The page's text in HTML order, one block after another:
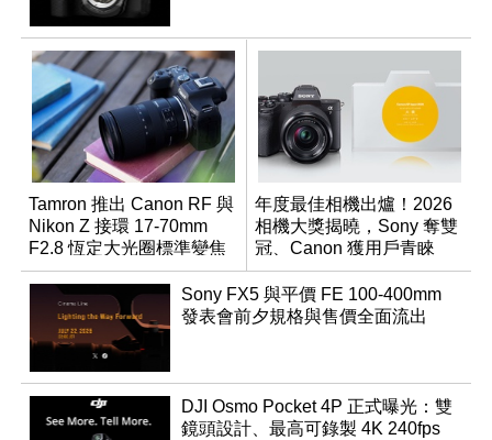
Tamron 推出 Canon RF 與
Nikon Z 接環 17-70mm
F2.8 恆定大光圈標準變焦
鏡
年度最佳相機出爐！2026
相機大獎揭曉，Sony 奪雙
冠、Canon 獲用戶青睞
Sony FX5 與平價 FE 100-400mm
發表會前夕規格與售價全面流出
DJI Osmo Pocket 4P 正式曝光：雙
鏡頭設計、最高可錄製 4K 240fps